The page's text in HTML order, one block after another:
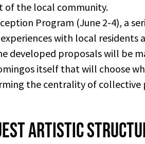
of the local community.
Program (June 2-4), a
with local residents
developed proposals will be
itself that will choose
the centrality of
ARTISTIC